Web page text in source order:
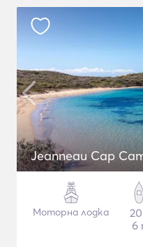
Jeanneau Cap
Моторна лодка
6